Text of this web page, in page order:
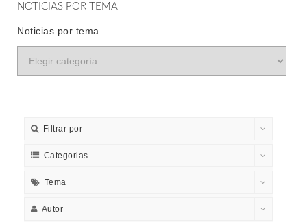
NOTICIAS POR TEMA
Noticias por tema
Filtrar por
Categorias
Tema
Autor